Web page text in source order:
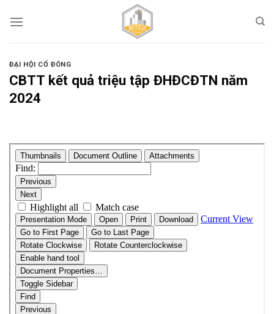
ĐẠI HỘI CỔ ĐÔNG
CBTT kết quả triệu tập ĐHĐCĐTN năm
2024